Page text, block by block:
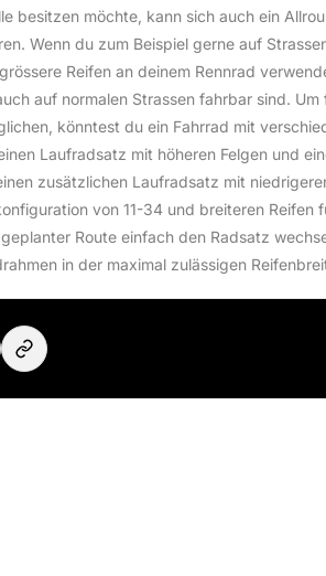
besitzen möchte, kann sich auch ein
Wenn du zum Beispiel gerne auf
Reifen an deinem Rennrad
auf normalen Strassen fahrbar sind.
könntest du ein Fahrrad mit
Laufradsatz mit höheren Felgen und
zusätzlichen Laufradsatz mit
von 11-34 und breiteren Reifen
Route einfach den Radsatz
in der maximal zulässigen